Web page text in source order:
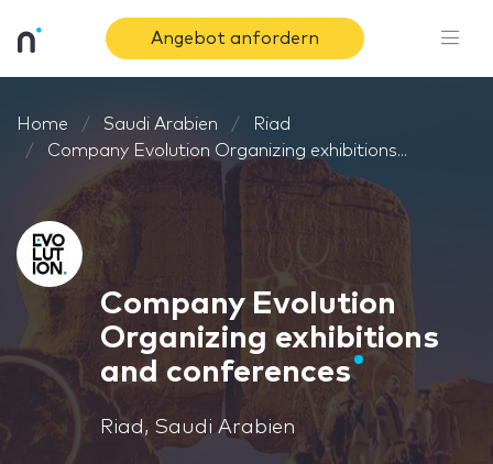
Angebot anfordern
Home Saudi Arabien
Riad
Company Evolution Organizing exhibitions...
Company Evolution
Organizing exhibitions
and conferences
Riad, Saudi Arabien